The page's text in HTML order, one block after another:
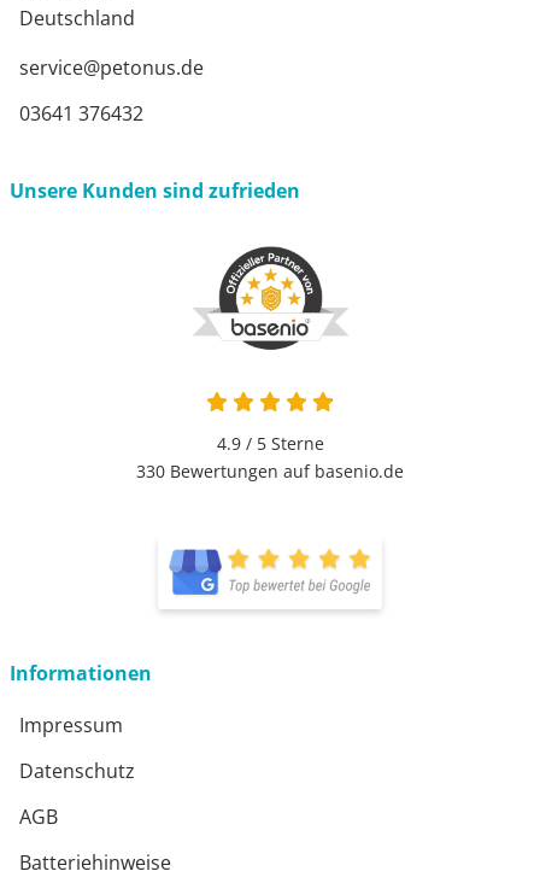
Deutschland
service@petonus.de
03641 376432
Unsere Kunden sind zufrieden
4.9 von 5
4.9 / 5Sterne
330 Bewertungen auf basenio.de
öffnet in neuem Fenster
Informationen
Impressum
Datenschutz
AGB
Batteriehinweise